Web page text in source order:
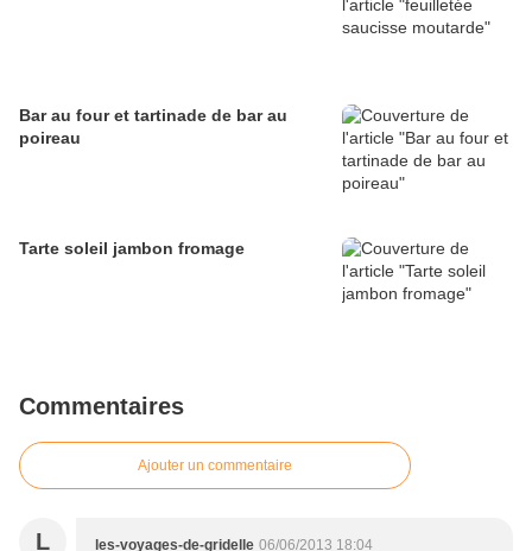
Bar au four et tartinade de bar au
poireau
Tarte soleil jambon fromage
Commentaires
Ajouter un commentaire
L les-voyages-de-gridelle 06/06/2013 18:04